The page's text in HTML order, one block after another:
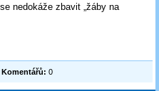
nedokáže zbavit „žáby na
Komentářů: 0